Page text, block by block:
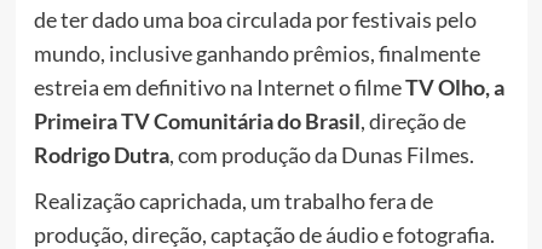
de ter dado uma boa circulada por festivais pelo
mundo, inclusive ganhando prêmios, finalmente
estreia em definitivo na Internet o filmeTV Olho, a
Primeira TV Comunitária do Brasil, direção de
Rodrigo Dutra, com produção da Dunas Filmes.
Realização caprichada, um trabalho fera de
produção, direção, captação de áudio e fotografia.